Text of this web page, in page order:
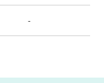
-